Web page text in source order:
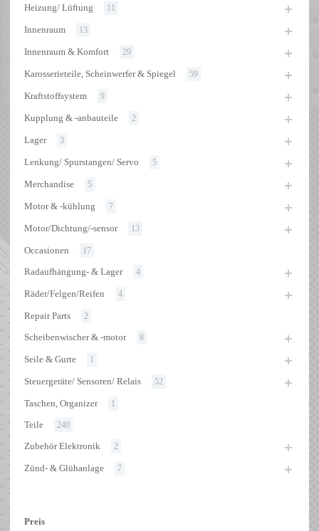
Heizung/ Lüftung 11
Innenraum 13
Innenraum & Komfort 29
Karosserieteile, Scheinwerfer & Spiegel 59
Kraftstoffsystem 9
Kupplung & -anbauteile 2
Lager 3
Lenkung/ Spurstangen/ Servo 5
Merchandise 5
Motor & -kühlung 7
Motor/Dichtung/-sensor 13
Occasionen 17
Radaufhängung- & Lager 4
Räder/Felgen/Reifen 4
Repair Parts 2
Scheibenwischer & -motor 8
Seile & Gurte 1
Steuergeräte/ Sensoren/ Relais 52
Taschen, Organizer 1
Teile 240
Zubehör Elektronik 2
Zünd- & Glühanlage 7
Preis